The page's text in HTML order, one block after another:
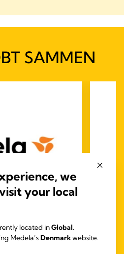
SAMMEN
sutteflaske
er beregnet til
we
your local
located inGlobal.
Medela’sDenmarkwebsite.